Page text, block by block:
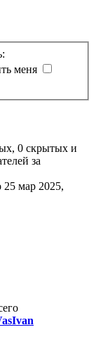
меня
0 скрытых и
за
25 мар 2025,